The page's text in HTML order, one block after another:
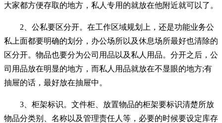
大家都方便存取的地方，私人专用的就放在他附近就可以了。
2、公私要区分开。在工作区域规划上，还是功能业务公
私上面都要明确的划分，办公场所以及休息场所最好也清除的
区分开。物品也要分为公司用品以及私人用品。分开之后，公
司用品放在明显的地方，而私人用品就放在不显眼的地方;有
抽屉的话，最好放在抽屉中。
3、柜架标识。文件柜、放置物品的柜架要标识清楚所放
物品分类别、名称以及管理责任人等，必要的时候要设定库存